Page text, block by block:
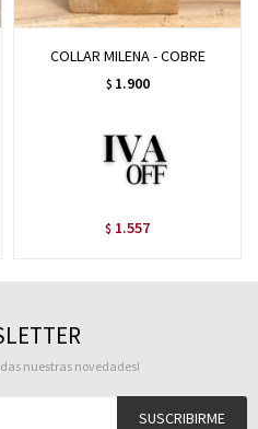
COLLAR MILENA - COBRE
$ 1.900
$ 1.557
nuestras novedades!
SUSCRIBIRME